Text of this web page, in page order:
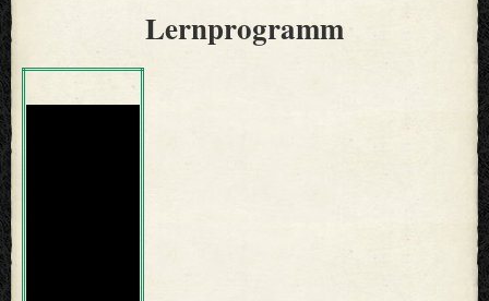
Lernprogramm